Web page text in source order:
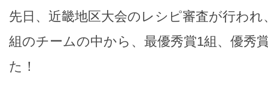
先日、近畿地区大会のレシピ審査が行わ
組のチームの中から、最優秀賞1組、優秀
た！